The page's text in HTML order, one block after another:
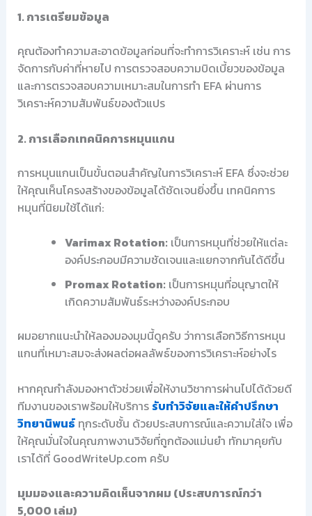
1. การเตรียมข้อมูล
คุณต้องทำความสะอาดข้อมูลก่อนที่จะทำการวิเคราะห์ เช่น การ
จัดการกับค่าที่หายไป การตรวจสอบความบิดเบี้ยวของข้อมูล
และการตรวจสอบความเหมาะสมในการทำ EFA ผ่านการ
วิเคราะห์ความสัมพันธ์ของตัวแปร
2. การเลือกเทคนิคการหมุนแกน
การหมุนแกนเป็นขั้นตอนสำคัญในการวิเคราะห์ EFA ซึ่งจะช่วย
ให้คุณเห็นโครงสร้างของข้อมูลได้ชัดเจนยิ่งขึ้น เทคนิคการ
หมุนที่นิยมใช้ได้แก่:
Varimax Rotation: เป็นการหมุนที่ช่วยให้แต่ละ
องค์ประกอบมีความชัดเจนและแยกจากกันได้ดีขึ้น
Promax Rotation: เป็นการหมุนที่อนุญาตให้
เกิดความสัมพันธ์ระหว่างองค์ประกอบ
ผมอยากแนะนำให้ลองมองมุมนี้ดูครับ ว่าการเลือกวิธีการหมุน
แกนที่เหมาะสมจะส่งผลต่อผลลัพธ์ของการวิเคราะห์อย่างไร
หากคุณกำลังมองหาตัวช่วยเพื่อให้งานวิชาการผ่านไปได้ด้วยดี
ทีมงานของเราพร้อมให้บริการ รับทำวิจัยและให้คำปรึกษา
วิทยานิพนธ์ทุกระดับชั้น ด้วยประสบการณ์และความใส่ใจ เพื่อ
ให้คุณมั่นใจในคุณภาพงานวิจัยที่ถูกต้องแม่นยำ ทักมาคุยกับ
เราได้ที่ GoodWriteUp.com ครับ
มุมมองและความคิดเห็นจากผม (ประสบการณ์กว่า
5,000 เล่ม)